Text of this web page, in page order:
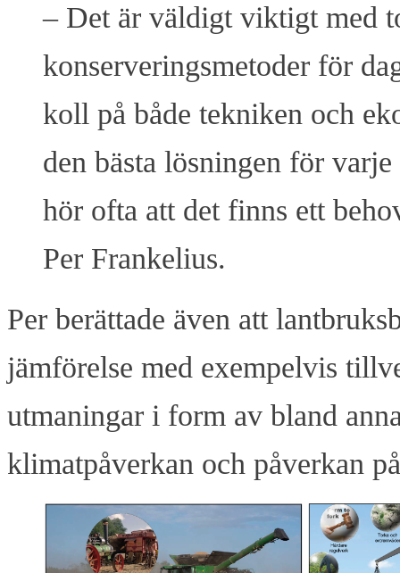
– Det är väldigt viktigt med
konserveringsmetoder för
koll på både tekniken och
den bästa lösningen för
hör ofta att det finns ett
Per Frankelius.
Per berättade även att
jämförelse med exempelvis
utmaningar i form av bland
klimatpåverkan och påverkan